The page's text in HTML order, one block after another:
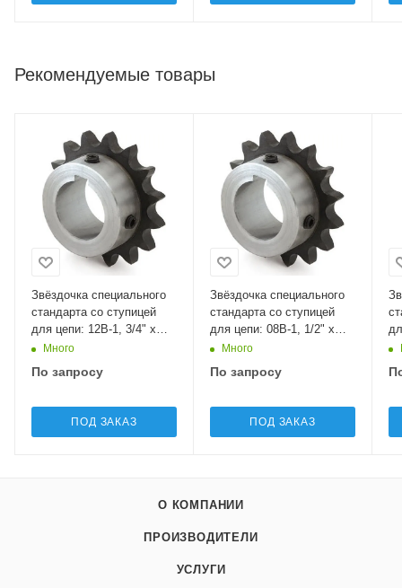
Рекомендуемые товары
Звёздочка специального
стандарта со ступицей
для цепи: 12B-1, 3/4" x
7/16", Z=14 11SB414 Sati
Много
По запросу
ПОД ЗАКАЗ
Звёздочка специального
стандарта со ступицей
для цепи: 08B-1, 1/2" x
5/16", Z=16 09SB516 Sati
Много
По запросу
ПОД ЗАКАЗ
О КОМПАНИИ
ПРОИЗВОДИТЕЛИ
УСЛУГИ